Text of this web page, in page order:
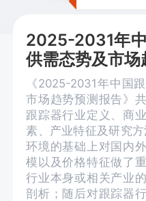
2025-2031年
供需态势及市
《2025-2031年中国
市场趋势预测报告》
跟踪器行业定义、商
素、产业特征及研究
环境的基础上对国内
模以及价格特征做了
行业本身或相关产业
剖析；随后对跟踪器